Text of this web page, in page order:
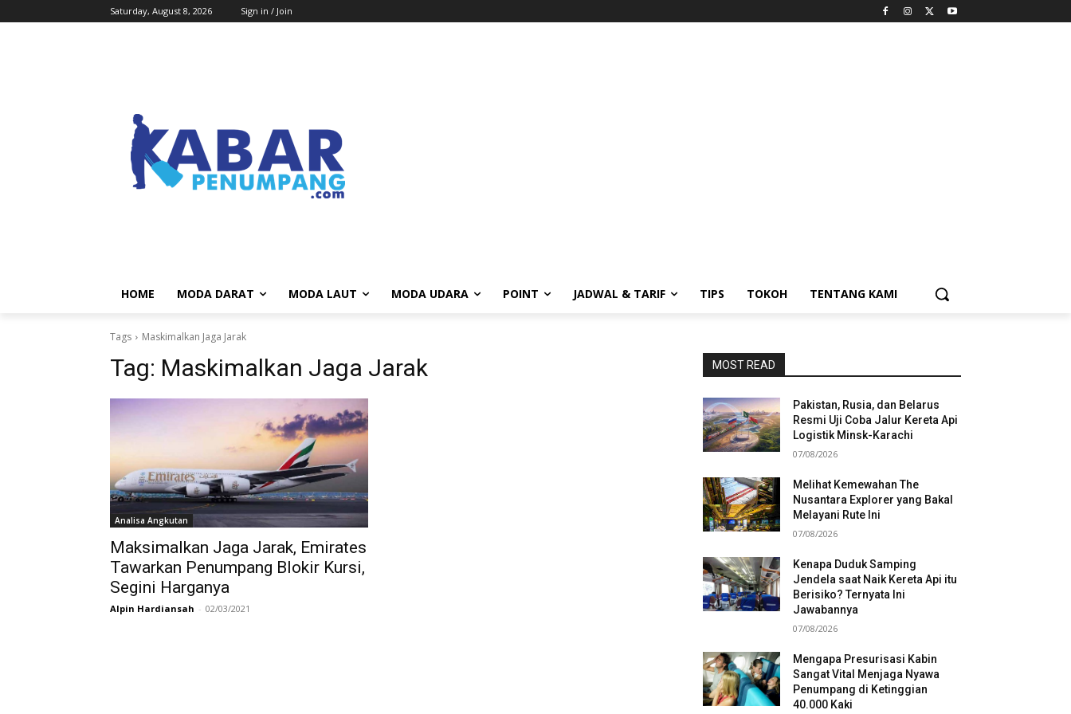
Saturday, August 8, 2026 Sign in / Join
HOME MODA DARAT MODA LAUT MODA UDARA POINT JADWAL & TARIF TIPS TOKOH TENTANG KAMI
Tags Maskimalkan Jaga Jarak
Tag: Maskimalkan Jaga Jarak
Analisa Angkutan
Maksimalkan Jaga Jarak, Emirates
Tawarkan Penumpang Blokir Kursi,
Segini Harganya
Alpin Hardiansah - 02/03/2021
MOST READ
Pakistan, Rusia, dan Belarus
Resmi Uji Coba Jalur Kereta Api
Logistik Minsk-Karachi
07/08/2026
Melihat Kemewahan The
Nusantara Explorer yang Bakal
Melayani Rute Ini
07/08/2026
Kenapa Duduk Samping
Jendela saat Naik Kereta Api itu
Berisiko? Ternyata Ini
Jawabannya
07/08/2026
Mengapa Presurisasi Kabin
Sangat Vital Menjaga Nyawa
Penumpang di Ketinggian
40.000 Kaki